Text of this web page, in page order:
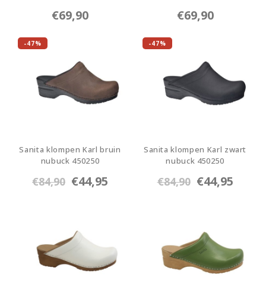
€69,90 €69,90
-47%
Sanita klompen Karl bruin
nubuck 450250
€84,90 €44,95
-47%
Sanita klompen Karl zwart
nubuck 450250
€84,90 €44,95